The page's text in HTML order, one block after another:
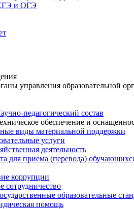
и ОГЭ
управления образовательной
педагогический состав
обеспечение и
виды материальной поддержки
услуги
деятельность
для приема (перевода)
коррупции
сотрудничество
образовательные
помощь